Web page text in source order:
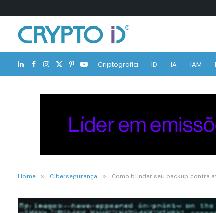
LinkedIn
Facebook
Instagram
X
(Twitter)
Pinterest
YouTubeCriptografia ID IA IAM
Home » Cibersegurança » Como blindar seu backup contra